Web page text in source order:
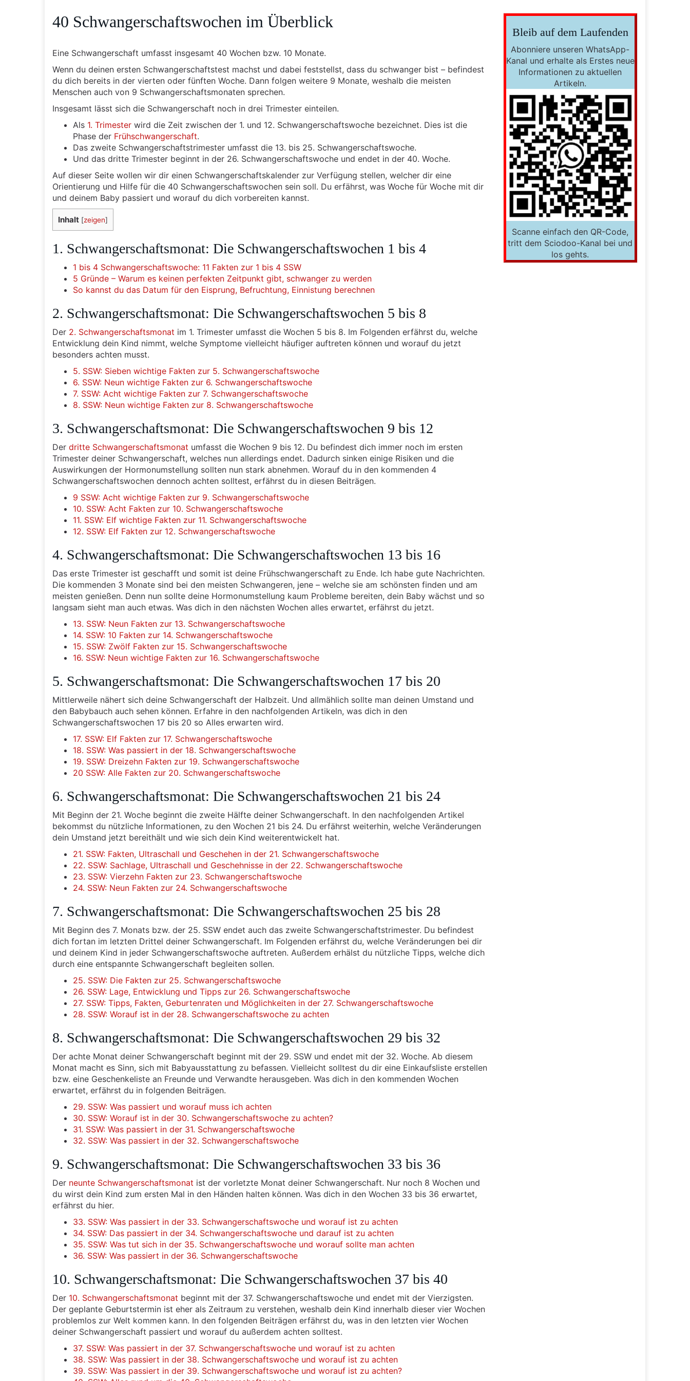
40 Schwangerschaftswochen im Überblick
Eine Schwangerschaft umfasst insgesamt 40 Wochen bzw. 10 Monate.
Wenn du deinen ersten Schwangerschaftstest machst und dabei feststellst, dass du schwanger bist – befindest
du dich bereits in der vierten oder fünften Woche. Dann folgen weitere 9 Monate, weshalb die meisten
Menschen auch von 9 Schwangerschaftsmonaten sprechen.
Insgesamt lässt sich die Schwangerschaft noch in drei Trimester einteilen.
Als 1. Trimester wird die Zeit zwischen der 1. und 12. Schwangerschaftswoche bezeichnet. Dies ist die
Phase der Frühschwangerschaft.
Das zweite Schwangerschaftstrimester umfasst die 13. bis 25. Schwangerschaftswoche.
Und das dritte Trimester beginnt in der 26. Schwangerschaftswoche und endet in der 40. Woche.
Auf dieser Seite wollen wir dir einen Schwangerschaftskalender zur Verfügung stellen, welcher dir eine
Orientierung und Hilfe für die 40 Schwangerschaftswochen sein soll. Du erfährst, was Woche für Woche mit dir
und deinem Baby passiert und worauf du dich vorbereiten kannst.
Inhalt [zeigen]
1. Schwangerschaftsmonat: Die Schwangerschaftswochen 1 bis 4
1 bis 4 Schwangerschaftswoche: 11 Fakten zur 1 bis 4 SSW
5 Gründe – Warum es keinen perfekten Zeitpunkt gibt, schwanger zu werden
So kannst du das Datum für den Eisprung, Befruchtung, Einnistung berechnen
2. Schwangerschaftsmonat: Die Schwangerschaftswochen 5 bis 8
Der 2. Schwangerschaftsmonat im 1. Trimester umfasst die Wochen 5 bis 8. Im Folgenden erfährst du, welche
Entwicklung dein Kind nimmt, welche Symptome vielleicht häufiger auftreten können und worauf du jetzt
besonders achten musst.
5. SSW: Sieben wichtige Fakten zur 5. Schwangerschaftswoche
6. SSW: Neun wichtige Fakten zur 6. Schwangerschaftswoche
7. SSW: Acht wichtige Fakten zur 7. Schwangerschaftswoche
8. SSW: Neun wichtige Fakten zur 8. Schwangerschaftswoche
3. Schwangerschaftsmonat: Die Schwangerschaftswochen 9 bis 12
Der dritte Schwangerschaftsmonat umfasst die Wochen 9 bis 12. Du befindest dich immer noch im ersten
Trimester deiner Schwangerschaft, welches nun allerdings endet. Dadurch sinken einige Risiken und die
Auswirkungen der Hormonumstellung sollten nun stark abnehmen. Worauf du in den kommenden 4
Schwangerschaftswochen dennoch achten solltest, erfährst du in diesen Beiträgen.
9 SSW: Acht wichtige Fakten zur 9. Schwangerschaftswoche
10. SSW: Acht Fakten zur 10. Schwangerschaftswoche
11. SSW: Elf wichtige Fakten zur 11. Schwangerschaftswoche
12. SSW: Elf Fakten zur 12. Schwangerschaftswoche
4. Schwangerschaftsmonat: Die Schwangerschaftswochen 13 bis 16
Das erste Trimester ist geschafft und somit ist deine Frühschwangerschaft zu Ende. Ich habe gute Nachrichten.
Die kommenden 3 Monate sind bei den meisten Schwangeren, jene – welche sie am schönsten finden und am
meisten genießen. Denn nun sollte deine Hormonumstellung kaum Probleme bereiten, dein Baby wächst und so
langsam sieht man auch etwas. Was dich in den nächsten Wochen alles erwartet, erfährst du jetzt.
13. SSW: Neun Fakten zur 13. Schwangerschaftswoche
14. SSW: 10 Fakten zur 14. Schwangerschaftswoche
15. SSW: Zwölf Fakten zur 15. Schwangerschaftswoche
16. SSW: Neun wichtige Fakten zur 16. Schwangerschaftswoche
5. Schwangerschaftsmonat: Die Schwangerschaftswochen 17 bis 20
Mittlerweile nähert sich deine Schwangerschaft der Halbzeit. Und allmählich sollte man deinen Umstand und
den Babybauch auch sehen können. Erfahre in den nachfolgenden Artikeln, was dich in den
Schwangerschaftswochen 17 bis 20 so Alles erwarten wird.
17. SSW: Elf Fakten zur 17. Schwangerschaftswoche
18. SSW: Was passiert in der 18. Schwangerschaftswoche
19. SSW: Dreizehn Fakten zur 19. Schwangerschaftswoche
20 SSW: Alle Fakten zur 20. Schwangerschaftswoche
6. Schwangerschaftsmonat: Die Schwangerschaftswochen 21 bis 24
Mit Beginn der 21. Woche beginnt die zweite Hälfte deiner Schwangerschaft. In den nachfolgenden Artikel
bekommst du nützliche Informationen, zu den Wochen 21 bis 24. Du erfährst weiterhin, welche Veränderungen
dein Umstand jetzt bereithält und wie sich dein Kind weiterentwickelt hat.
21. SSW: Fakten, Ultraschall und Geschehen in der 21. Schwangerschaftswoche
22. SSW: Sachlage, Ultraschall und Geschehnisse in der 22. Schwangerschaftswoche
23. SSW: Vierzehn Fakten zur 23. Schwangerschaftswoche
24. SSW: Neun Fakten zur 24. Schwangerschaftswoche
7. Schwangerschaftsmonat: Die Schwangerschaftswochen 25 bis 28
Mit Beginn des 7. Monats bzw. der 25. SSW endet auch das zweite Schwangerschaftstrimester. Du befindest
dich fortan im letzten Drittel deiner Schwangerschaft. Im Folgenden erfährst du, welche Veränderungen bei dir
und deinem Kind in jeder Schwangerschaftswoche auftreten. Außerdem erhälst du nützliche Tipps, welche dich
durch eine entspannte Schwangerschaft begleiten sollen.
25. SSW: Die Fakten zur 25. Schwangerschaftswoche
26. SSW: Lage, Entwicklung und Tipps zur 26. Schwangerschaftswoche
27. SSW: Tipps, Fakten, Geburtenraten und Möglichkeiten in der 27. Schwangerschaftswoche
28. SSW: Worauf ist in der 28. Schwangerschaftswoche zu achten
8. Schwangerschaftsmonat: Die Schwangerschaftswochen 29 bis 32
Der achte Monat deiner Schwangerschaft beginnt mit der 29. SSW und endet mit der 32. Woche. Ab diesem
Monat macht es Sinn, sich mit Babyausstattung zu befassen. Vielleicht solltest du dir eine Einkaufsliste erstellen
bzw. eine Geschenkeliste an Freunde und Verwandte herausgeben. Was dich in den kommenden Wochen
erwartet, erfährst du in folgenden Beiträgen.
29. SSW: Was passiert und worauf muss ich achten
30. SSW: Worauf ist in der 30. Schwangerschaftswoche zu achten?
31. SSW: Was passiert in der 31. Schwangerschaftswoche
32. SSW: Was passiert in der 32. Schwangerschaftswoche
9. Schwangerschaftsmonat: Die Schwangerschaftswochen 33 bis 36
Der neunte Schwangerschaftsmonat ist der vorletzte Monat deiner Schwangerschaft. Nur noch 8 Wochen und
du wirst dein Kind zum ersten Mal in den Händen halten können. Was dich in den Wochen 33 bis 36 erwartet,
erfährst du hier.
33. SSW: Was passiert in der 33. Schwangerschaftswoche und worauf ist zu achten
34. SSW: Das passiert in der 34. Schwangerschaftswoche und darauf ist zu achten
35. SSW: Was tut sich in der 35. Schwangerschaftswoche und worauf sollte man achten
36. SSW: Was passiert in der 36. Schwangerschaftswoche
10. Schwangerschaftsmonat: Die Schwangerschaftswochen 37 bis 40
Der 10. Schwangerschaftsmonat beginnt mit der 37. Schwangerschaftswoche und endet mit der Vierzigsten.
Der geplante Geburtstermin ist eher als Zeitraum zu verstehen, weshalb dein Kind innerhalb dieser vier Wochen
problemlos zur Welt kommen kann. In den folgenden Beiträgen erfährst du, was in den letzten vier Wochen
deiner Schwangerschaft passiert und worauf du außerdem achten solltest.
37. SSW: Was passiert in der 37. Schwangerschaftswoche und worauf ist zu achten
38. SSW: Was passiert in der 38. Schwangerschaftswoche und worauf ist zu achten
39. SSW: Was passiert in der 39. Schwangerschaftswoche und worauf ist zu achten?
Bleib auf dem Laufenden
Abonniere unseren WhatsApp-
Kanal und erhalte als Erstes neue
Informationen zu aktuellen
Artikeln.
Scanne einfach den QR-Code,
tritt dem Sciodoo-Kanal bei und
los gehts.